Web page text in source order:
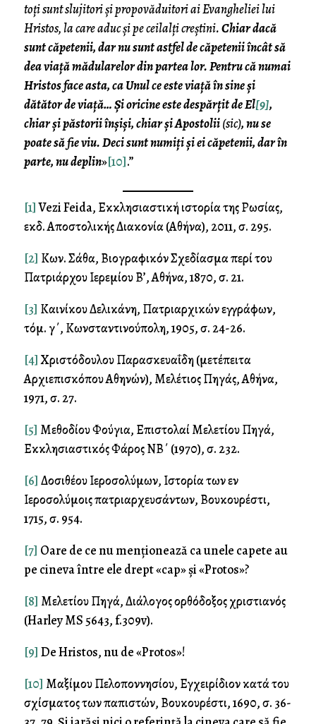
toți sunt slujitori și propovăduitori ai Evangheliei lui
Hristos, la care aduc și pe ceilalți creștini.Chiar dacă
sunt căpetenii, dar nu sunt astfel de căpetenii încât să
dea viață mădularelor din partea lor. Pentru că numai
Hristos face asta, ca Unul ce este viață în sine și
dătător de viață… Și oricine este despărțit de El[9],
chiar și păstorii înșiși, chiar și Apostolii(sic), nu se
poate să fie viu. Deci sunt numiți și ei căpetenii, dar în
parte, nu deplin»[10].”
[1]Vezi Feida, Εκκλησιαστική ιστορία της Ρωσίας,
εκδ. Αποστολικής Διακονία (Αθήνα), 2011, σ. 295.
[2] Κων. Σάθα, Βιογραφικόν Σχεδίασμα περί του
Πατριάρχου Ιερεμίου Β’, Αθήνα, 1870, σ. 21.
[3] Καλλινίκου Δελικάνη, Πατριαρχικών εγγράφων,
τόμ. γ΄, Κωνσταντινούπολη, 1905, σ. 24-26.
[4]Χριστόδουλου Παρασκευαΐδη (μετέπειτα
Αρχιεπισκόπου Αθηνών), Μελέτιος Πηγάς, Αθήνα,
1971, σ. 27.
[5] Μεθοδίου Φούγια, Επιστολαί Μελετίου Πηγά,
Εκκλησιαστικός Φάρος ΝΒ΄ (1970), σ. 232.
[6] Δοσιθέου Ιεροσολύμων, Ιστορία των εν
Ιεροσολύμοις πατριαρχευσάντων, Βουκουρέστι,
1715, σ. 954.
[7] Oare de ce nu menționează ca unele capete au
pe cineva între ele drept «cap» și «Protos»?
[8] Μελετίου Πηγά, Διάλογος ορθόδοξος χριστιανός
(Harley MS 5643, f.309v).
[9] De Hristos, nu de «Protos»!
[10] Μαξίμου Πελοποννησίου, Εγχειρίδιον κατά του
σχίσματος των παπιστών, Βουκουρέστι, 1690, σ. 36-